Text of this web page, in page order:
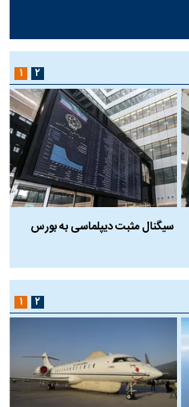
سیگنال مثبت دیپلماسی به بورس
۱ ۲
۱ ۲